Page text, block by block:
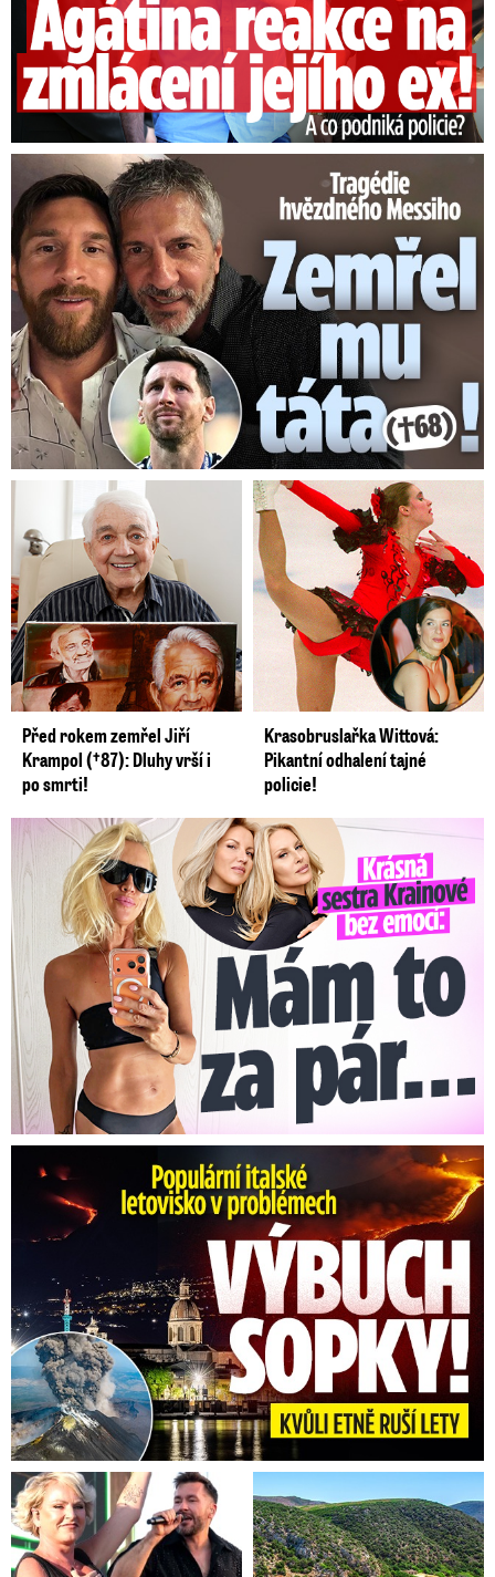
Tragédie hvězdného Messiho: Zemřel mu táta (†68)!
Před rokem zemřel Jiří
Krampol (†87): Dluhy vrší i
po smrti!
Krasobruslařka Wittová:
Pikantní odhalení tajné
policie!
Krásná sestra Krainové bez emocí: Mám to za pár…
Erupce sicilské sopky Etny: Ruší desítky letů